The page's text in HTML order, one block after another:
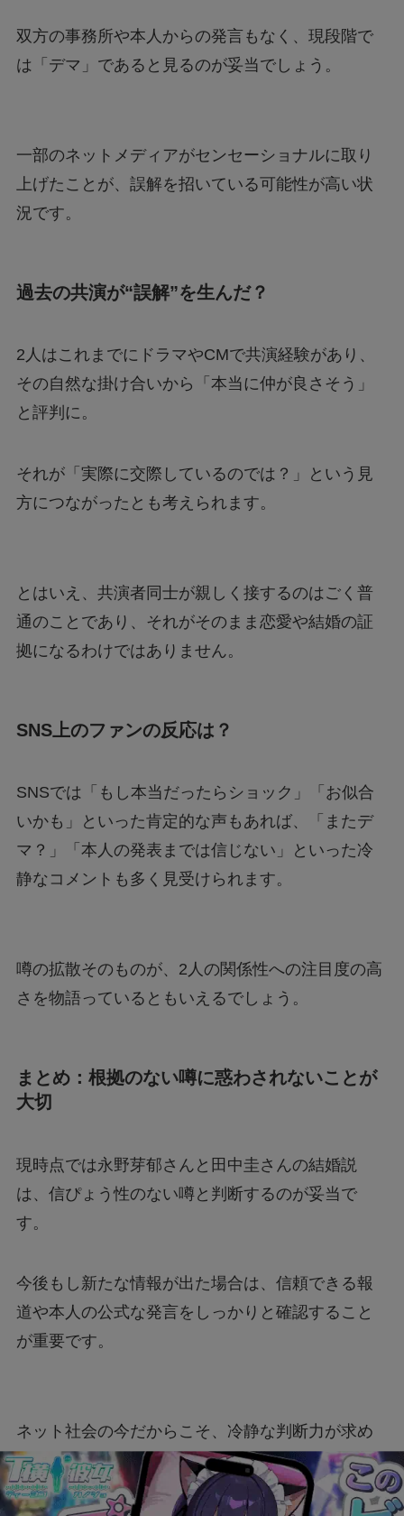
双方の事務所や本人からの発言もなく、現段階で
は「デマ」であると見るのが妥当でしょう。
一部のネットメディアがセンセーショナルに取り
上げたことが、誤解を招いている可能性が高い状
況です。
過去の共演が“誤解”を生んだ？
2人はこれまでにドラマやCMで共演経験があり、
その自然な掛け合いから「本当に仲が良さそう」
と評判に。
それが「実際に交際しているのでは？」という見
方につながったとも考えられます。
とはいえ、共演者同士が親しく接するのはごく普
通のことであり、それがそのまま恋愛や結婚の証
拠になるわけではありません。
SNS上のファンの反応は？
SNSでは「もし本当だったらショック」「お似合
いかも」といった肯定的な声もあれば、「またデ
マ？」「本人の発表までは信じない」といった冷
静なコメントも多く見受けられます。
噂の拡散そのものが、2人の関係性への注目度の高
さを物語っているともいえるでしょう。
まとめ：根拠のない噂に惑わされないことが
大切
現時点では永野芽郁さんと田中圭さんの結婚説
は、信ぴょう性のない噂と判断するのが妥当で
す。
今後もし新たな情報が出た場合は、信頼できる報
道や本人の公式な発言をしっかりと確認すること
が重要です。
ネット社会の今だからこそ、冷静な判断力が求め
られますね。